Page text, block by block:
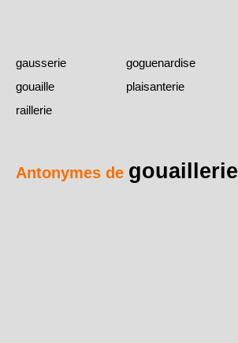
gausserie
goguenardise
gouaille
plaisanterie
raillerie
Antonymes de gouaillerie